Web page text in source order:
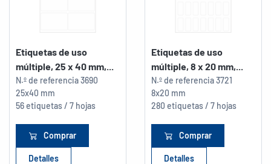
Etiquetas de uso
múltiple, 25 x 40 mm,...
N.º de referencia3690
25x40 mm
56 etiquetas / 7 hojas
Comprar
Detalles
Etiquetas de uso
múltiple, 8 x 20 mm,...
N.º de referencia3721
8x20 mm
280 etiquetas / 7 hojas
Comprar
Detalles